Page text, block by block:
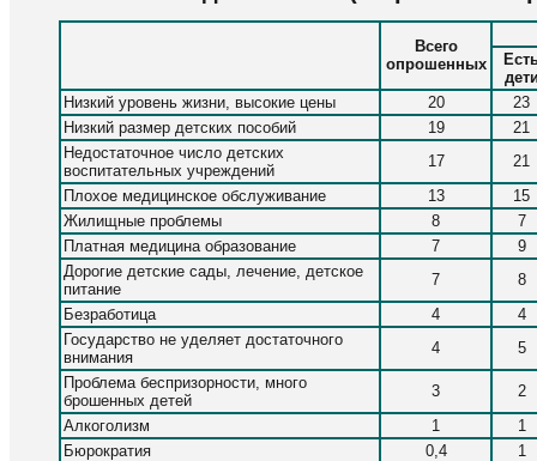
Всего
опрошенных
Низкий уровень жизни, высокие цены
20
23
Низкий размер детских пособий
19
21
Недостаточное число детских
воспитательных учреждений
17
21
Плохое медицинское обслуживание
13
15
Жилищные проблемы
8
7
Платная медицина образование
7
9
Дорогие детские сады, лечение, детское
питание
7
8
Безработица
4
4
Государство не уделяет достаточного
внимания
4
5
Проблема беспризорности, много
брошенных детей
3
2
Алкоголизм
1
1
Бюрократия
0,4
1